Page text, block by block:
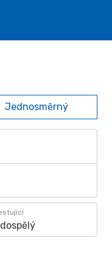
Jednosměrný